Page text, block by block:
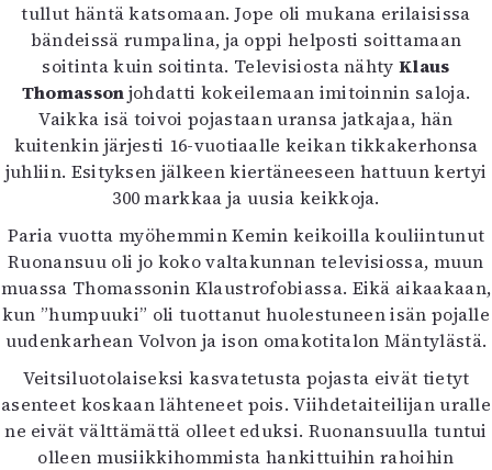
Info
Tilaus ja irtonumerot
Yhteistyössä
Toimitus
Mediatiedot
Kaltio ry
tullut häntä katsomaan. Jope oli mukana erilaisissa
bändeissä rumpalina, ja oppi helposti soittamaan
soitinta kuin soitinta. Televisiosta nähtyKlaus
Thomassonjohdatti kokeilemaan imitoinnin saloja.
Vaikka isä toivoi pojastaan uransa jatkajaa, hän
kuitenkin järjesti 16-vuotiaalle keikan tikkakerhonsa
juhliin. Esityksen jälkeen kiertäneeseen hattuun kertyi
300 markkaa ja uusia keikkoja.
Paria vuotta myöhemmin Kemin keikoilla kouliintunut
Ruonansuu oli jo koko valtakunnan televisiossa, muun
muassa Thomassonin Klaustrofobiassa. Eikä aikaakaan,
kun ”humpuuki” oli tuottanut huolestuneen isän pojalle
uudenkarhean Volvon ja ison omakotitalon Mäntylästä.
Veitsiluotolaiseksi kasvatetusta pojasta eivät tietyt
asenteet koskaan lähteneet pois. Viihdetaiteilijan uralle
ne eivät välttämättä olleet eduksi. Ruonansuulla tuntui
olleen musiikkihommista hankittuihin rahoihin